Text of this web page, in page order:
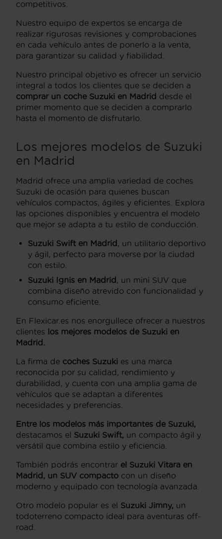
competitivos.
Nuestro equipo de expertos se encarga de
realizar rigurosas revisiones y comprobaciones
en cada vehículo antes de ponerlo a la venta,
para garantizar su calidad y fiabilidad.
Nuestro principal objetivo es ofrecer un servicio
integral a todos los clientes que se deciden a
comprar un coche Suzuki en Madrid desde el
primer momento que se deciden a comprarlo
hasta el momento de disfrutarlo.
Los mejores modelos de Suzuki
en Madrid
Madrid ofrece una amplia variedad de coches
Suzuki de ocasión para quienes buscan
vehículos compactos, ágiles y eficientes. Explora
las opciones disponibles y encuentra el modelo
que mejor se adapta a tu estilo de conducción.
Suzuki Swift en Madrid , un utilitario deportivo
y ágil, perfecto para moverse por la ciudad
con estilo.
Suzuki Ignis en Madrid , un mini SUV que
combina diseño atrevido con funcionalidad y
consumo eficiente.
En Flexicar.es nos enorgullece ofrecer a nuestros
clientes
los mejores modelos de Suzuki en
Madrid.
La firma de coches Suzuki es una marca
reconocida por su calidad, rendimiento y
durabilidad, y cuenta con una amplia gama de
vehículos que se adaptan a diferentes
necesidades y preferencias.
Entre los modelos más importantes de Suzuki,
destacamos el Suzuki Swift, un compacto ágil y
versátil que combina estilo y eficiencia.
También podrás encontrar el Suzuki Vitara en
Madrid, un SUV compacto con un diseño
moderno y equipado con tecnología avanzada.
Otro modelo popular es el Suzuki Jimny, un
todoterreno compacto ideal para aventuras off-
road.